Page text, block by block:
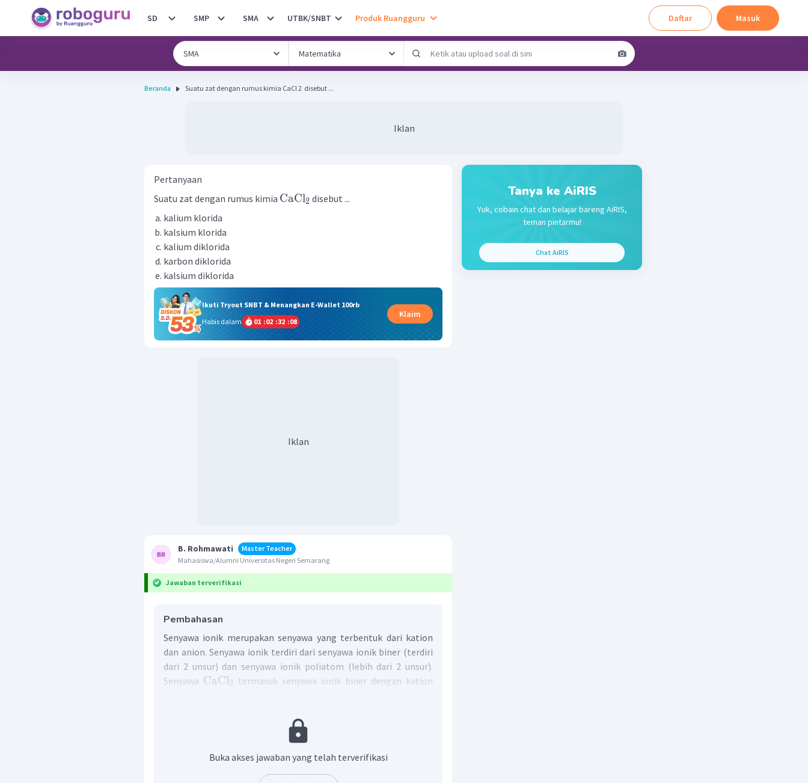
SD SMP SMA UTBK/SNBT Produk Ruangguru Daftar Masuk
Beranda Suatu zat dengan rumus kimia CaCl 2 ​ disebut ...
Iklan
Pertanyaan
Suatu zat dengan rumus kimia CaCl2 disebut ...
kalium klorida
kalsium klorida
kalium diklorida
karbon diklorida
kalsium diklorida
Ikuti Tryout SNBT & Menangkan E-Wallet 100rb
Habis dalam
01 :02 :32 :08
Klaim
Iklan
B. Rohmawati
Master Teacher
Mahasiswa/Alumni Universitas Negeri Semarang
Jawaban terverifikasi
Pembahasan
Senyawa ionik merupakan senyawa yang terbentuk dari kation
dan anion. Senyawa ionik terdiri dari senyawa ionik biner (terdiri
dari 2 unsur) dan senyawa ionik poliatom (lebih dari 2 unsur).
Senyawa CaCl 2
termasuk senyawa ionik biner dengan kation
Indeks atom tidak disebutkan
Unsur non logam diberi akhiran “ida”
Buka akses jawaban yang telah terverifikasi
Tanya ke AiRIS
Yuk, cobain chat dan belajar bareng AiRIS,
teman pintarmu!
Chat AiRIS